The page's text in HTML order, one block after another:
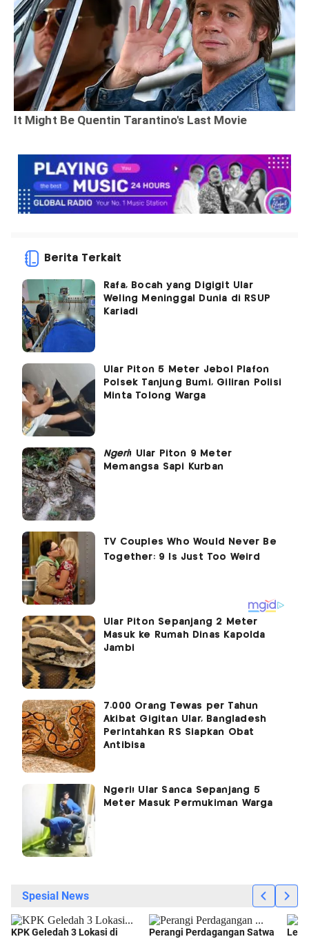
Berita Terkait
Rafa, Bocah yang Digigit Ular
Weling Meninggal Dunia di RSUP
Kariadi
Ular Piton 5 Meter Jebol Plafon
Polsek Tanjung Bumi, Giliran Polisi
Minta Tolong Warga
Ngeri! Ular Piton 9 Meter
Memangsa Sapi Kurban
Ular Piton Sepanjang 2 Meter
Masuk ke Rumah Dinas Kapolda
Jambi
7.000 Orang Tewas per Tahun
Akibat Gigitan Ular, Bangladesh
Perintahkan RS Siapkan Obat
Antibisa
Ngeri! Ular Sanca Sepanjang 5
Meter Masuk Permukiman Warga